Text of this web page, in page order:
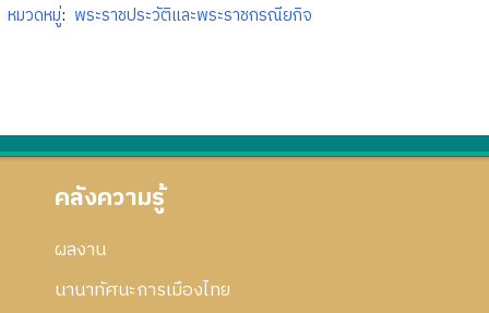
หมวดหมู่: พระราชประวัติและพระราชกรณียกิจ
คลังความรู้
ผลงาน
นานาทัศนะการเมืองไทย